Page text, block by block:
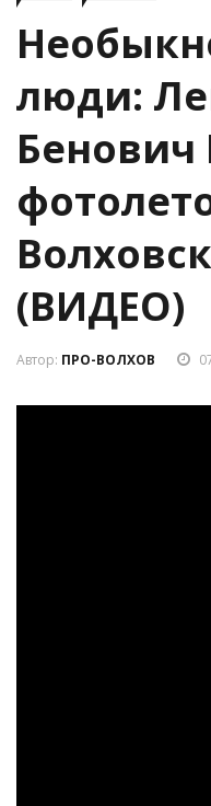
люди:
Бенович
(ВИДЕО)
Автор: ПРО-ВОЛХОВ